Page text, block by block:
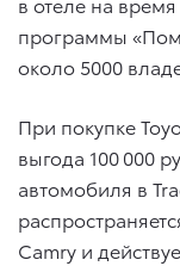
программы
около 5000
При покупке
выгода 100 000
автомобиля в
Camry и